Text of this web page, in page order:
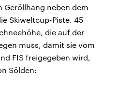
Geröllhang neben dem
Skiweltcup-Piste. 45
die auf der
muss, damit sie vom
FIS freigegeben wird,
Sölden: